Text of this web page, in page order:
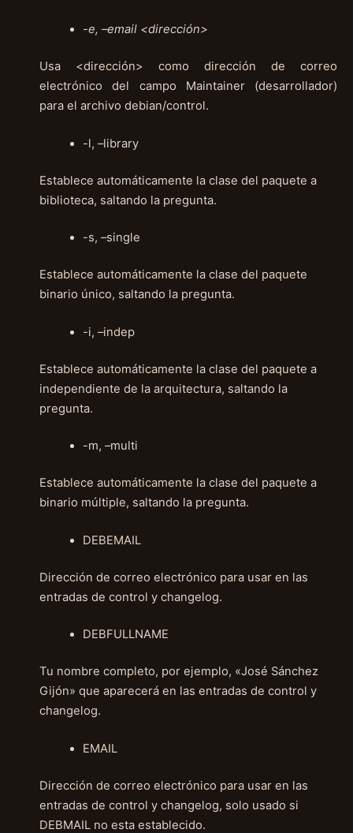
-e, –email <dirección>
Usa <dirección> como dirección de correo
electrónico del campo Maintainer (desarrollador)
para el archivo debian/control.
-l, –library
Establece automáticamente la clase del paquete a
biblioteca, saltando la pregunta.
-s, –single
Establece automáticamente la clase del paquete
binario único, saltando la pregunta.
-i, –indep
Establece automáticamente la clase del paquete a
independiente de la arquitectura, saltando la
pregunta.
-m, –multi
Establece automáticamente la clase del paquete a
binario múltiple, saltando la pregunta.
DEBEMAIL
Dirección de correo electrónico para usar en las
entradas de control y changelog.
DEBFULLNAME
Tu nombre completo, por ejemplo, «José Sánchez
Gijón» que aparecerá en las entradas de control y
changelog.
EMAIL
Dirección de correo electrónico para usar en las
entradas de control y changelog, solo usado si
DEBMAIL no esta establecido.